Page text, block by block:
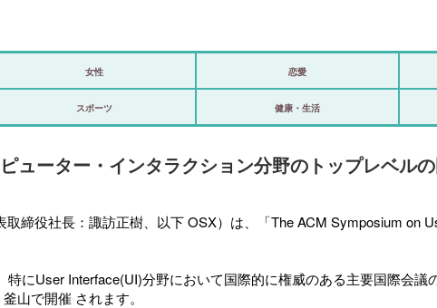
スポーツ
ショップ
女性 恋愛
スポーツ 健康・生活
ューター・インタラクション分野のトップレベル
締役社長：諏訪正樹、以下 OSX）は、「The ACM Symposium on
特にUser Interface(UI)分野において国際的に権威のある主要国際会
山で開催 されます。